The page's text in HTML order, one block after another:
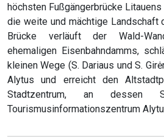
höchsten Fußgängerbrücke
die weite und mächtige Landschaft
Brücke verläuft der Wald-
ehemaligen Eisenbahndamms,
kleinen Wege (S. Dariaus und S.
Alytus und erreicht den
Stadtzentrum, an dessen
Tourismusinformationszentrum